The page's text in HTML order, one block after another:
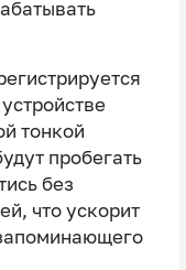
тонкой
пробегать
без
что ускорит